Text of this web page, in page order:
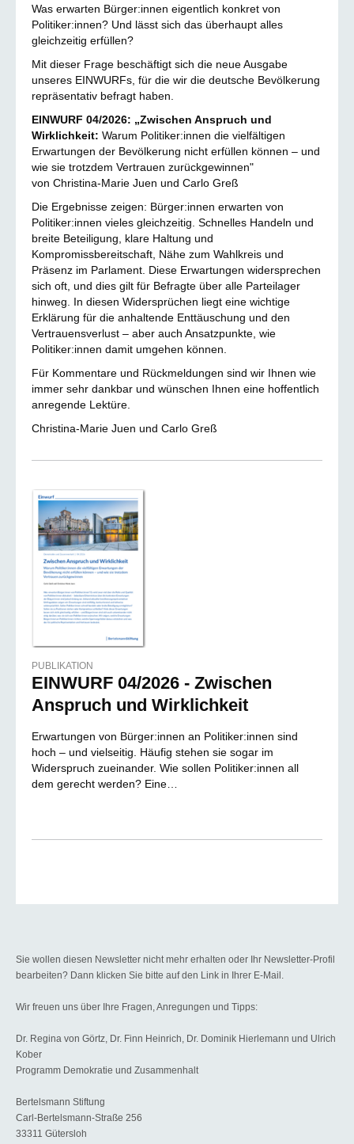
Was erwarten Bürger:innen eigentlich konkret von
Politiker:innen? Und lässt sich das überhaupt alles
gleichzeitig erfüllen?
Mit dieser Frage beschäftigt sich die neue Ausgabe
unseres EINWURFs, für die wir die deutsche Bevölkerung
repräsentativ befragt haben.
EINWURF 04/2026: „Zwischen Anspruch und
Wirklichkeit: Warum Politiker:innen die vielfältigen
Erwartungen der Bevölkerung nicht erfüllen können – und
wie sie trotzdem Vertrauen zurückgewinnen"
von Christina-Marie Juen und Carlo Greß
Die Ergebnisse zeigen: Bürger:innen erwarten von
Politiker:innen vieles gleichzeitig. Schnelles Handeln und
breite Beteiligung, klare Haltung und
Kompromissbereitschaft, Nähe zum Wahlkreis und
Präsenz im Parlament. Diese Erwartungen widersprechen
sich oft, und dies gilt für Befragte über alle Parteilager
hinweg. In diesen Widersprüchen liegt eine wichtige
Erklärung für die anhaltende Enttäuschung und den
Vertrauensverlust – aber auch Ansatzpunkte, wie
Politiker:innen damit umgehen können.
Für Kommentare und Rückmeldungen sind wir Ihnen wie
immer sehr dankbar und wünschen Ihnen eine hoffentlich
anregende Lektüre.
Christina-Marie Juen und Carlo Greß
PUBLIKATION
EINWURF 04/2026 - Zwischen
Anspruch und Wirklichkeit
Erwartungen von Bürger:innen an Politiker:innen sind
hoch – und vielseitig. Häufig stehen sie sogar im
Widerspruch zueinander. Wie sollen Politiker:innen all
dem gerecht werden? Eine…
Sie wollen diesen Newsletter nicht mehr erhalten oder Ihr Newsletter-Profil
bearbeiten? Dann klicken Sie bitte auf den Link in Ihrer E-Mail.
Wir freuen uns über Ihre Fragen, Anregungen und Tipps:
Dr. Regina von Görtz, Dr. Finn Heinrich, Dr. Dominik Hierlemann und Ulrich
Kober
Programm Demokratie und Zusammenhalt
Bertelsmann Stiftung
Carl-Bertelsmann-Straße 256
33311 Gütersloh